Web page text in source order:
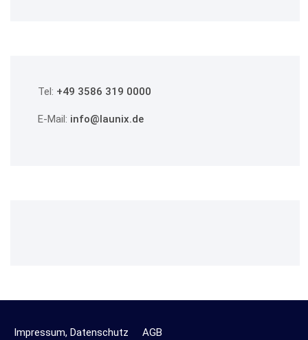
Tel: +49 3586 319 0000
E-Mail: info@launix.de
Impressum, Datenschutz AGB